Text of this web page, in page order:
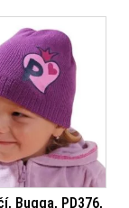
Bugga, PD376,